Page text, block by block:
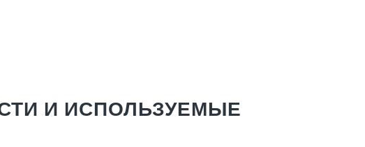
И ИСПОЛЬЗУЕМЫЕ